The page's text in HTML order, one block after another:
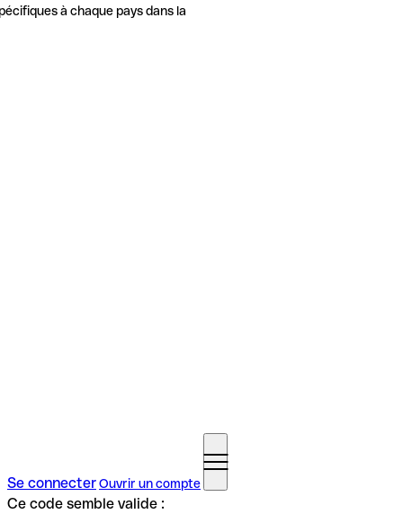
à chaque pays dans la
Se connecterOuvrir un compte
Ce code semble valide :